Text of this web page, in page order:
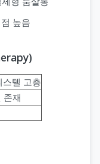
높음
텔 고층
존재